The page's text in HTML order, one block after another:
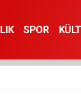
SPOR